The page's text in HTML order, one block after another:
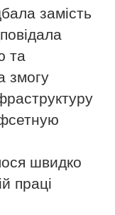
замість
та
змогу
швидко
праці